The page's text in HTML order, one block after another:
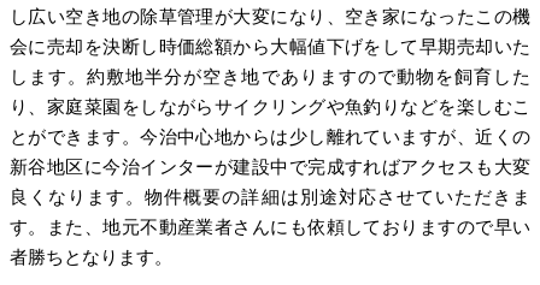
し広い空き地の除草管理が大変になり、空き家になったこの機
会に売却を決断し時価総額から大幅値下げをして早期売却いた
します。約敷地半分が空き地でありますので動物を飼育した
り、家庭菜園をしながらサイクリングや魚釣りなどを楽しむこ
とができます。今治中心地からは少し離れていますが、近くの
新谷地区に今治インターが建設中で完成すればアクセスも大変
良くなります。物件概要の詳細は別途対応させていただきま
す。また、地元不動産業者さんにも依頼しておりますので早い
者勝ちとなります。